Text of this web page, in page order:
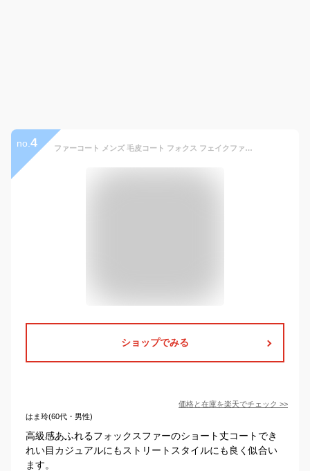
no. 4 ファーコート メンズ 毛皮コート フォクス フェイクファー 上質 ショート丈コート ふわふわ 防寒 防風 アウター 柔らかい 厚手 大きいサイズ 高級感 ジャケット 秋冬 新作 送料無料
ショップでみる
価格と在庫を楽天でチェック >>
はま玲(60代・男性)
高級感あふれるフォックスファーのショート丈コートでき
れい目カジュアルにもストリートスタイルにも良く似合い
ます。